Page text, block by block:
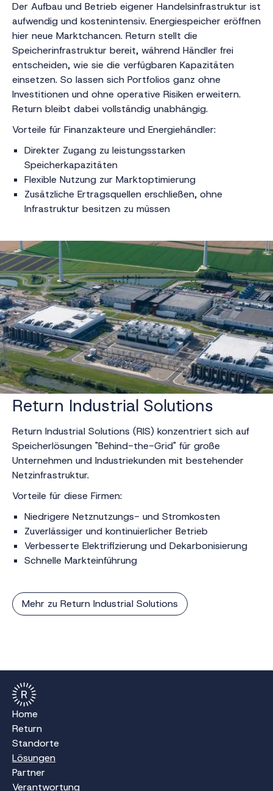
Der Aufbau und Betrieb eigener Handelsinfrastruktur ist
aufwendig und kostenintensiv. Energiespeicher eröffnen
hier neue Marktchancen. Return stellt die
Speicherinfrastruktur bereit, während Händler frei
entscheiden, wie sie die verfügbaren Kapazitäten
einsetzen. So lassen sich Portfolios ganz ohne
Investitionen und ohne operative Risiken erweitern.
Return bleibt dabei vollständig unabhängig.
Vorteile für Finanzakteure und Energiehändler:
Direkter Zugang zu leistungsstarken
Speicherkapazitäten
Flexible Nutzung zur Marktoptimierung
Zusätzliche Ertragsquellen erschließen, ohne
Infrastruktur besitzen zu müssen
Return Industrial Solutions
Return Industrial Solutions (RIS) konzentriert sich auf
Speicherlösungen "Behind-the-Grid" für große
Unternehmen und Industriekunden mit bestehender
Netzinfrastruktur.
Vorteile für diese Firmen:
Niedrigere Netznutzungs- und Stromkosten
Zuverlässiger und kontinuierlicher Betrieb
Verbesserte Elektrifizierung und Dekarbonisierung
Schnelle Markteinführung
Mehr zu Return Industrial Solutions
Home
Return
Standorte
Lösungen
Partner
Verantwortung